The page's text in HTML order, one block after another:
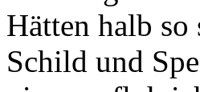
Hätten halb
Schild und